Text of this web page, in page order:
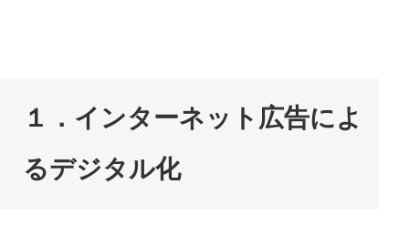
１．インターネット広告によ
るデジタル化